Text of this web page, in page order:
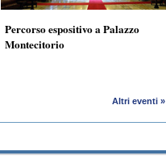
Percorso espositivo a Palazzo
Montecitorio
Altri eventi »